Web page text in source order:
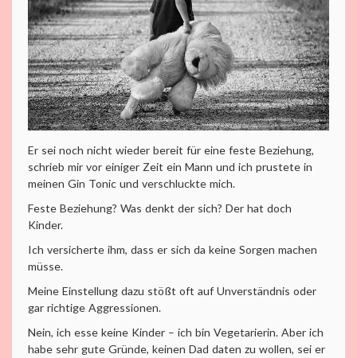
Er sei noch nicht wieder bereit für eine feste Beziehung,
schrieb mir vor einiger Zeit ein Mann und ich prustete in
meinen Gin Tonic und verschluckte mich.
Feste Beziehung? Was denkt der sich? Der hat doch
Kinder.
Ich versicherte ihm, dass er sich da keine Sorgen machen
müsse.
Meine Einstellung dazu stößt oft auf Unverständnis oder
gar richtige Aggressionen.
Nein, ich esse keine Kinder – ich bin Vegetarierin. Aber ich
habe sehr gute Gründe, keinen Dad daten zu wollen, sei er